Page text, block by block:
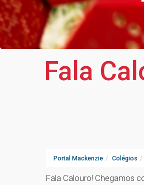
Fala
Portal Mackenzie Colégios
Fala Calouro! Chegamos